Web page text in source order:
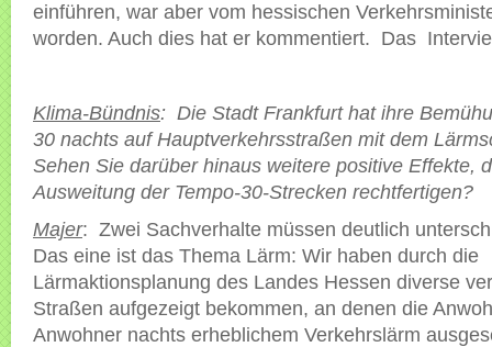
einführen, war aber vom hessischen
worden. Auch dies hat er kommentiert. Das
Klima-Bündnis: Die Stadt Frankfurt hat ihre
30 nachts auf Hauptverkehrsstraßen mit dem
Sehen Sie darüber hinaus weitere positive Effekte,
Ausweitung der Tempo-30-Strecken rechtfertigen?
Majer: Zwei Sachverhalte müssen deutlich
Das eine ist das Thema Lärm: Wir haben durch die
Lärmaktionsplanung des Landes Hessen diverse
Straßen aufgezeigt bekommen, an denen die
Anwohner nachts erheblichem Verkehrslärm